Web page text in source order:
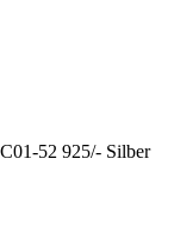
52 925/- Silber